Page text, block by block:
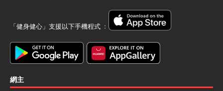
「健身健心」支援以下手機程式 ﹕
網主